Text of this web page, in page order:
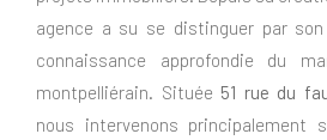
agence a su se distinguer par
connaissance approfondie du
montpelliérain. Située 51 rue du
nous intervenons principalement